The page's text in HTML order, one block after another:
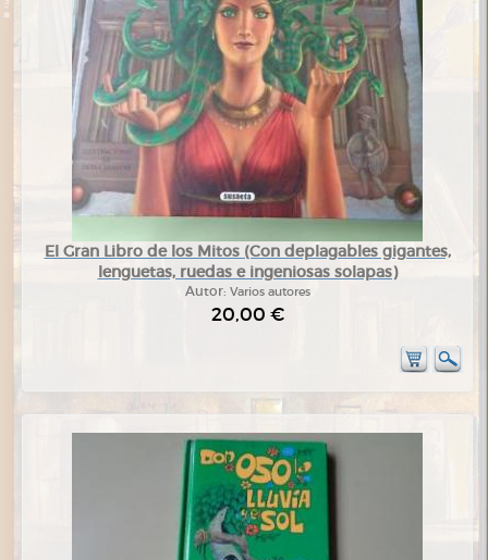
El Gran Libro de los Mitos (Con deplagables gigantes,
lenguetas, ruedas e ingeniosas solapas)
Autor: Varios autores
20,00 €